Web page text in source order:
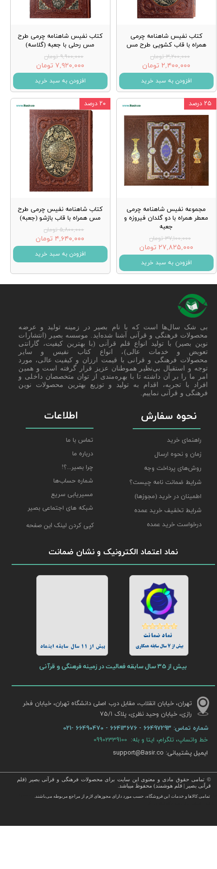
کتاب نفیس شاهنامه چرمی
همراه با قاب کشویی طرح مس
۳,۲۰۰,۰۰۰ تومان
۲,۴۰۰,۰۰۰ تومان
افزودن به سبد خرید
کتاب نفیس شاهنامه چرمی طرح
مس رحلی با جعبه (گلاسه)
۹,۹۰۰,۰۰۰ تومان
۷,۹۲۰,۰۰۰ تومان
افزودن به سبد خرید
مجموعه نفیس شاهنامه چرمی
معطر همراه با دو گلدان فیروزه و
جعبه
۳۷,۱۰۰,۰۰۰ تومان
۲۷,۸۲۵,۰۰۰ تومان
افزودن به سبد خرید
۲۵ درصد
کتاب شاهنامه نفیس چرمی طرح
مس همراه با قاب بازشو (جعبه)
۵,۸۰۰,۰۰۰ تومان
۴,۶۴۰,۰۰۰ تومان
افزودن به سبد خرید
۲۰ درصد
نحوه سفارش
راهنمای خرید
زمان و نحوه ارسال
روش‌های پرداخت وجه
شرایط ضمانت نامه چیست؟
اطمینان در خرید (مجوزها)
شرایط تخفیف خرید عمده
درخواست خرید عمده
© تمامی حقوق مادی و معنوی این سایت برای محصولات فرهنگی و قرآنی بصیر (قلم
قرآنی بصیر | قلم هوشمند) محفوظ میباشد.
تمامی كالاها و خدمات این فروشگاه، حسب مورد دارای مجوزهای لازم از مراجع مربوطه می‌باشند.
، انواع قلم قرآنی ، انواع کتاب نفیس و قرآن نفیس , قرآن عروس , کتب نفیس و معطر , کتاب چرمی و سایر محصولات
نماد اعتماد الکترونیک و نشان ضمانت
بیش از 11 سال سابقه اینماد
بیش از 35 سال سابقه فعالیت در زمینه فرهنگی و قرآنی
بیش از 7 سال سابقه همکاری
اطلاعات
تماس با ما
درباره ما
چرا بصیر...؟!
شماره حساب‌ها
مسیریابی سریع
شبکه های اجتماعی بصیر
تهران، خیابان انقلاب، مقابل درب اصلی دانشگاه تهران، خیابان فخر
رازی، خیابان وحید نظری، پلاک ۷۵/۱​​​​​​​
شماره تماس:
بی شک سال‌ها است که با نام بصیر در زمینه تولید و عرضه
محصولات فرهنگی و قرآنی آشنا شده‌اید. موسسه بصیر (انتشارات
نوین بصیر) با تولید انواع قلم قرآنی (با بهترین کیفیت، گارانتی
تعویض و خدمات عالی)، انواع کتاب نفیس و سایر
محصولات فرهنگی و قرانی با قیمت ارزان و کیفیت عالی، مورد
توجه و استقبال بی‌نظیر هموطنان عزیز قرار گرفته است و همین
امر ما را بر آن داشته تا با بهره‌مندی از توان متخصصان داخلی و
افراد با تجربه، اقدام به تولید و توزیع بهترین محصولات نوین
فرهنگی و قرآنی نماییم.
خط واتساپ، تلگرام، ایتا و بله: 09902339100
ایمیل پشتیبانی: support@Basir.co
کپی کردن لینک این صفحه